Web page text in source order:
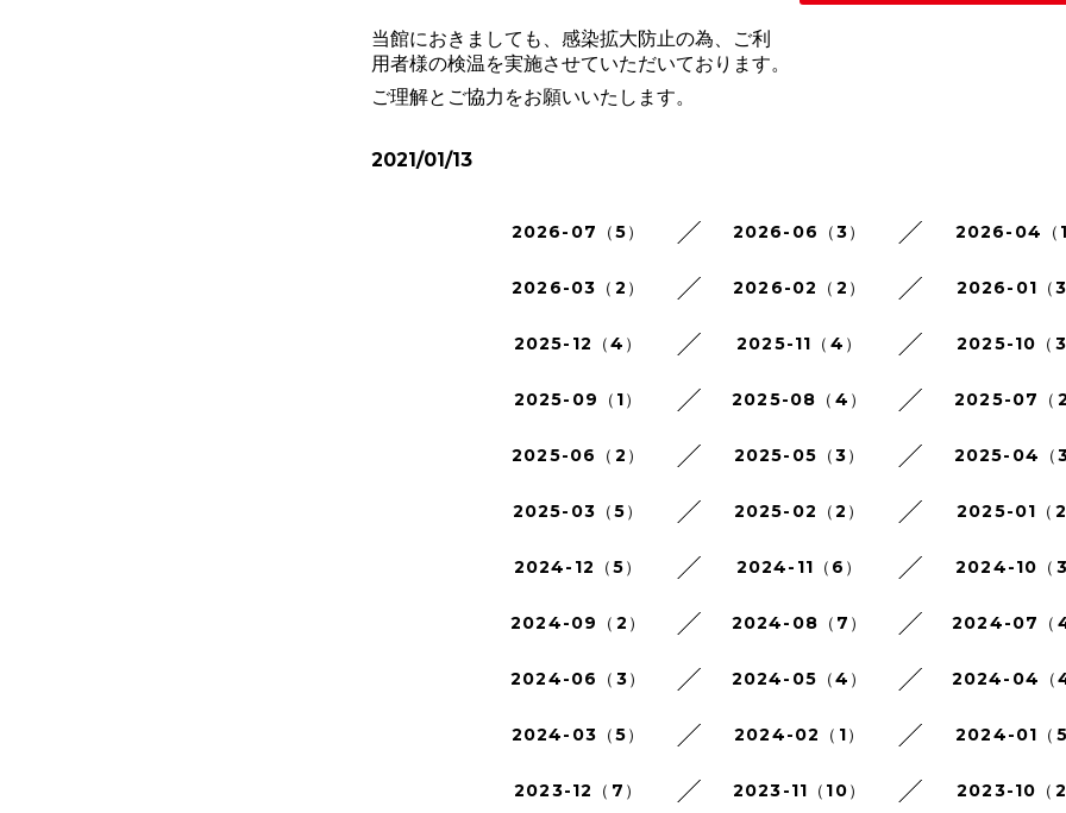
当館におきましても、感染拡大防止の為、ご利
用者様の検温を実施させていただいております。
ご理解とご協力をお願いいたします。
2021/01/13
2026-07（5） 2026-06（3） 2026-04（1
2026-03（2） 2026-02（2） 2026-01（3
2025-12（4） 2025-11（4） 2025-10（3
2025-09（1） 2025-08（4） 2025-07（2
2025-06（2） 2025-05（3） 2025-04（3
2025-03（5） 2025-02（2） 2025-01（2
2024-12（5） 2024-11（6） 2024-10（3
2024-09（2） 2024-08（7） 2024-07（4
2024-06（3） 2024-05（4） 2024-04（4
2024-03（5） 2024-02（1） 2024-01（5
2023-12（7） 2023-11（10） 2023-10（2